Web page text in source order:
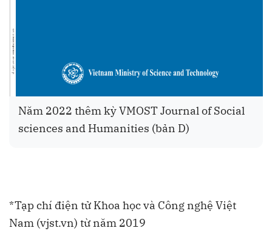
Năm 2022 thêm kỳ VMOST Journal of Social
sciences and Humanities (bản D)
*Tạp chí điện tử Khoa học và Công nghệ Việt
Nam (vjst.vn) từ năm 2019